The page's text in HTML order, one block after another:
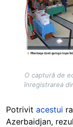
O captură de
înregistrarea
Potrivit acestui
Azerbaidjan,